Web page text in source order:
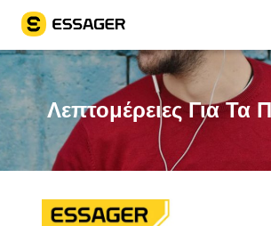
Λεπτομέρειες Για Τα